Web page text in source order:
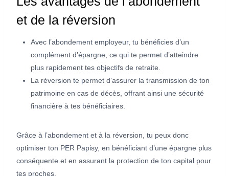
et de la réversion
Avec l’abondement employeur, tu bénéficies d’un
complément d’épargne, ce qui te permet d’atteindre
plus rapidement tes objectifs de retraite.
La réversion te permet d’assurer la transmission de ton
patrimoine en cas de décès, offrant ainsi une sécurité
financière à tes bénéficiaires.
Grâce à l’abondement et à la réversion, tu peux donc
optimiser ton PER Papisy, en bénéficiant d’une épargne plus
conséquente et en assurant la protection de ton capital pour
tes proches.